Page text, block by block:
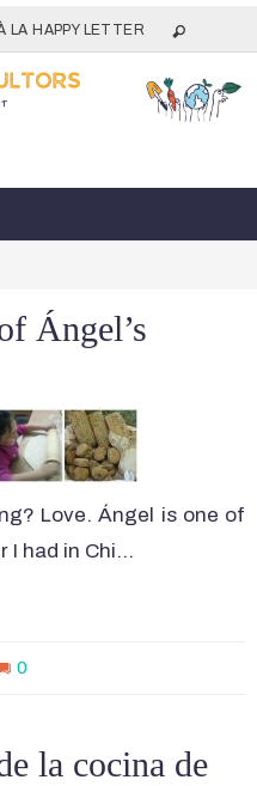
LA HAPPY LETTER
Ángel’s
Love. Ángel is one of
I had in Chi…
0
la cocina de